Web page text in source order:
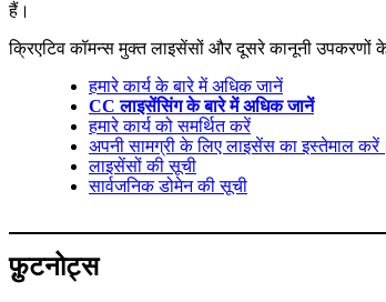
हैं।
क्रिएटिव कॉमन्स मुक्त लाइसेंसों और दूसरे कानूनी उपकरणों
हमारे कार्य के बारे में अधिक जानें
CC लाइसेंसिंग के बारे में अधिक जानें
हमारे कार्य को समर्थित करें
अपनी सामग्री के लिए लाइसेंस का इस्तेमाल करें।
लाइसेंसों की सूची
सार्वजनिक डोमेन की सूची
फ़ुटनोट्स